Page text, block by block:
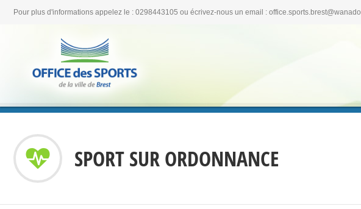
Pour plus d'informations appelez le : 0298443105 ou écrivez-nous un email :
SPORT SUR ORDONNANCE